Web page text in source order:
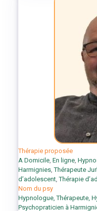
Nom du psy
Hypnologue, Thérapeute,
Psychopraticien à
Thérapie proposée
A Domicile, En ligne,
Harmignies,Thérapeute
d’adolescent,Thérapie